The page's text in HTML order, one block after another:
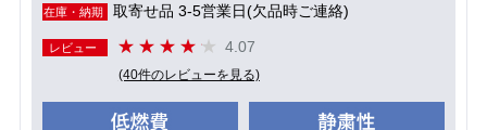
在庫・納期 取寄せ品 3-5営業日(欠品時ご連絡)
レビュー 4.07
(40件のレビューを見る)